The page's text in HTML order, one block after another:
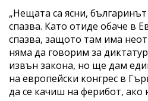
„Нещата са ясни,
спазва. Като отиде обаче в
спазва, защото там има
няма да говорим за
извън закона, но ще дам
на европейски конгрес в
да се качиш на ферибот,